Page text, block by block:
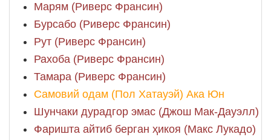
Марям (Риверс Франсин)
Бурсабо (Риверс Франсин)
Рут (Риверс Франсин)
Рахоба (Риверс Франсин)
Тамара (Риверс Франсин)
Самовий одам (Пол Хатауэй) Ака Юн
Шунчаки дурадгор эмас (Джош Мак-Дауэлл)
Фаришта айтиб берган ҳикоя (Макс Лукадо)